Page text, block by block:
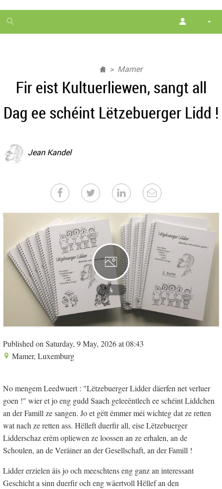
1
month
Mamer
Fir eist Kultuerliewen, sangt all
Dag ee schéint Lëtzebuerger Lidd !
Jean Kandel
4
Published on Saturday, 9 May, 2026 at 08:43
Mamer, Luxemburg
No mengem Leedwuert : "Lëtzebuerger Lidder däerfen net verluer
goen !" wier et jo eng gudd Saach geleeëntlech ee schéint Liddchen
an der Famill ze sangen. Jo et gëtt ëmmer méi wichteg dat ze retten
wat nach ze retten ass. Hëlleft duerfir all, eise Lëtzebuerger
Lidderschaz erëm opliewen ze loossen an ze erhalen, an de
Schoulen, an de Veräiner an der Gesellschaft, an der Famill !
Lidder erzielen äis jo och meeschtens eng ganz an interessant
Geschicht a sinn duerfir och eng wäertvoll Hëllef an den